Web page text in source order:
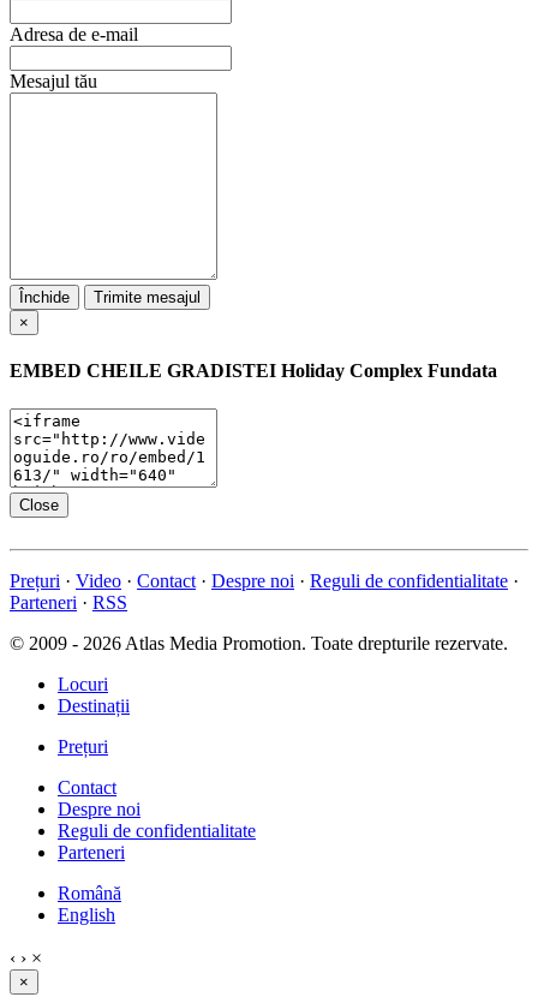
Adresa de e-mail
Mesajul tău
Închide
Trimite mesajul
×
EMBED CHEILE GRADISTEI Holiday Complex Fundata
Close
Prețuri · Video · Contact · Despre noi · Reguli de confidentialitate ·
Parteneri · RSS
© 2009 - 2026 Atlas Media Promotion. Toate drepturile rezervate.
Locuri
Destinații
Prețuri
Contact
Despre noi
Reguli de confidentialitate
Parteneri
Română
English
‹ › ×
×